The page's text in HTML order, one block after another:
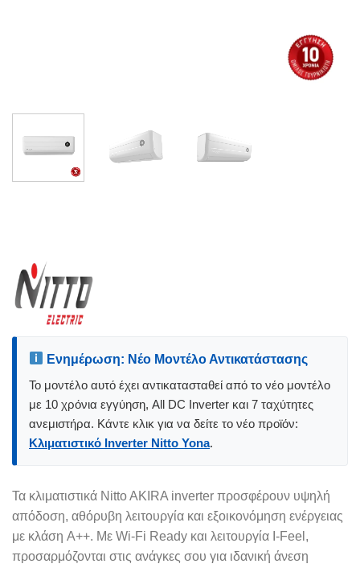
Ενημέρωση: Νέο Μοντέλο Αντικατάστασης
Το μοντέλο αυτό έχει αντικατασταθεί από το νέο μοντέλο
με 10 χρόνια εγγύηση, All DC Inverter και 7 ταχύτητες
ανεμιστήρα. Κάντε κλικ για να δείτε το νέο προϊόν:
Κλιματιστικό Inverter Nitto Yona.
Τα κλιματιστικά Nitto AKIRA inverter προσφέρουν υψηλή
απόδοση, αθόρυβη λειτουργία και εξοικονόμηση ενέργειας
με κλάση A++. Με Wi-Fi Ready και λειτουργία I-Feel,
προσαρμόζονται στις ανάγκες σου για ιδανική άνεση